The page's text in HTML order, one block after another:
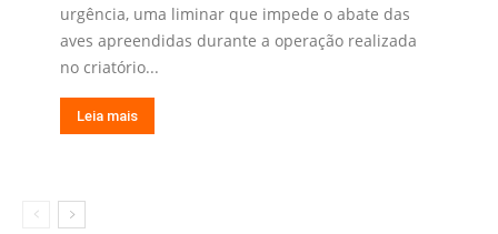
urgência, uma liminar que impede o abate das
aves apreendidas durante a operação realizada
no criatório...
Leia mais